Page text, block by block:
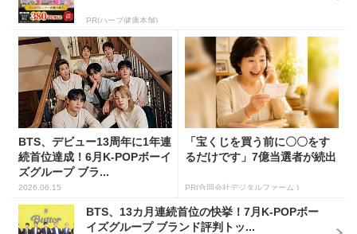
PR(ハーブ健康本舗)
BTS、デビュー13周年に1年連
続首位達成！6月K-POPボーイ
ズグループ ブラ...
2026.06.15
「宝くじを買う前に〇〇をす
るだけです」7億当選者が続出
PR(合同会社デジタルファーム )
BTS、13カ月連続首位の快挙！7月K-POPボー
イズグループ ブランド評判トッ...